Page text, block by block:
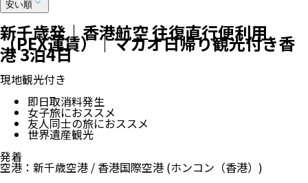
安い順
新千歳発｜香港航空 往復直行便利用
（PEX運賃）｜マカオ日帰り観光付き香
港 3泊4日
現地観光付き
即日取消料発生
女子旅におススメ
友人同士の旅におススメ
世界遺産観光
発着
空港 ： 新千歳空港 / 香港国際空港 (ホンコン（香港）)